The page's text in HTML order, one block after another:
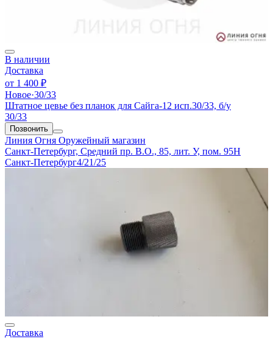
В наличии
Доставка
от 1 400 ₽
Новое·30/33
Штатное цевье без планок для Сайга-12 исп.30/33, б/у
30/33
Позвонить
Линия Огня Оружейный магазин
Санкт-Петербург, Средний пр. В.О., 85, лит. У, пом. 95Н
Санкт-Петербург4/21/25
Доставка